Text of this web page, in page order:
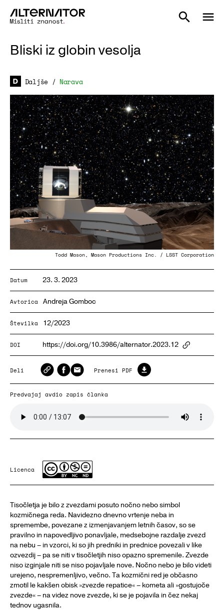
Bliski iz globin vesolja
Daljše / Narava
Todd Mason, Mason Productions Inc. / LSST Corporation
Datum 23. 3. 2023
Avtorica Andreja Gomboc
Številka 12/2023
DOI https://doi.org/10.3986/alternator.2023.12
Deli Prenesi PDF
Predvajaj avdio zapis članka
Licenca
Tisočletja je bilo z zvezdami posuto nočno nebo simbol
kozmičnega reda. Navidezno dnevno vrtenje neba in
spremembe, povezane z izmenjavanjem letnih časov, so se
pravilno in napovedljivo ponavljale, medsebojne razdalje zvezd
na nebu – in vzorci, ki so jih predniki in prednice povezali v like
ozvezdij – pa se niti v tisočletjih niso opazno spremenile. Zvezde
niso izginjale niti se niso pojavljale nove. Nočno nebo je bilo videti
urejeno, nespremenljivo, večno. Ta kozmični red je občasno
zmotil le kakšen obisk »zvezde repatice« – kometa ali »gostujoče
zvezde« – na videz nove zvezde, ki se je pojavila in čez nekaj
tednov ugasnila.